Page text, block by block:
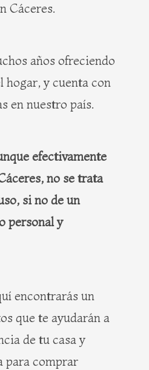
Cáceres.
años ofreciendo
hogar, y cuenta con
en nuestro país.
efectivamente
no se trata
si no de un
personal y
encontrarás un
que te ayudarán a
de tu casa y
para comprar